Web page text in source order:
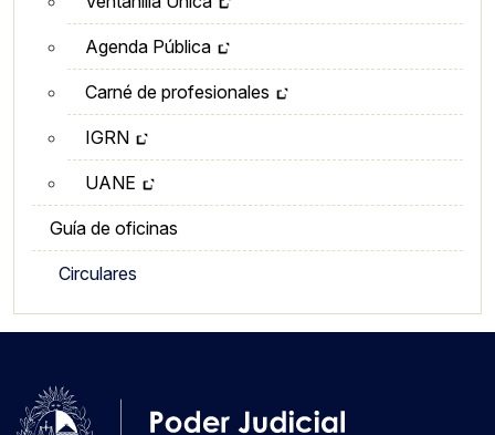
Agenda Pública
Carné de profesionales
IGRN
UANE
Guía de oficinas
Circulares